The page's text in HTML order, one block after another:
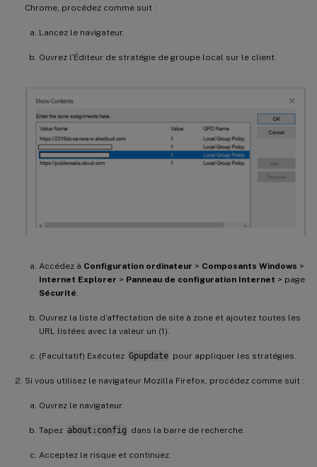
Chrome, procédez comme suit :
Lancez le navigateur.
Ouvrez l’Éditeur de stratégie de groupe local sur le client.
Accédez à Configuration ordinateur > Composants Windows >
Internet Explorer > Panneau de configuration Internet > page
Sécurité
Ouvrez la liste d’affectation de site à zone et ajoutez toutes les
URL listées avec la valeur un (1).
(Facultatif) Exécutez Gpupdate pour appliquer les stratégies.
Si vous utilisez le navigateur Mozilla Firefox, procédez comme suit :
Ouvrez le navigateur.
Tapez about:config dans la barre de recherche.
Acceptez le risque et continuez.